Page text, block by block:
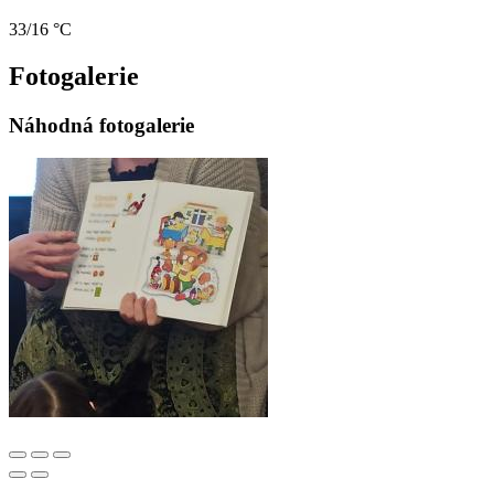
33/16 °C
Fotogalerie
Náhodná fotogalerie